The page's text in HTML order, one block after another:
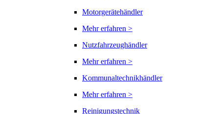
Motorgerätehändler
Mehr erfahren >
Nutzfahrzeughändler
Mehr erfahren >
Kommunaltechnikhändler
Mehr erfahren >
Reinigungstechnik